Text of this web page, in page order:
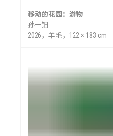
移动的花园：游物
孙一钿
2026，羊毛，122 × 183 cm